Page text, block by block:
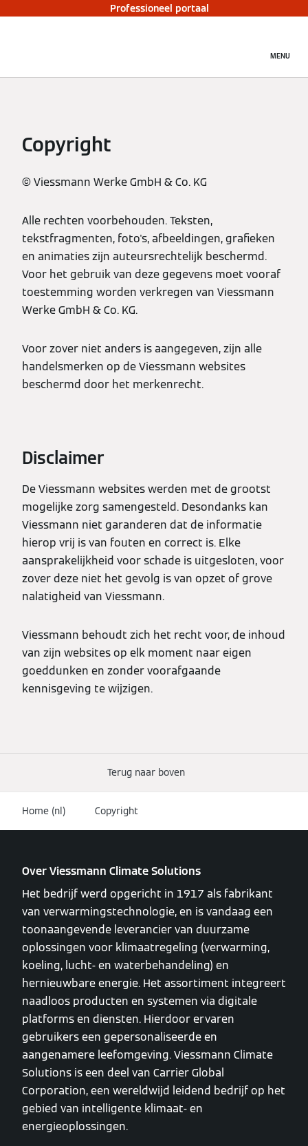
Professioneel portaal
MENU
Copyright
© Viessmann Werke GmbH & Co. KG
Alle rechten voorbehouden. Teksten,
tekstfragmenten, foto's, afbeeldingen, grafieken
en animaties zijn auteursrechtelijk beschermd.
Voor het gebruik van deze gegevens moet vooraf
toestemming worden verkregen van Viessmann
Werke GmbH & Co. KG.
Voor zover niet anders is aangegeven, zijn alle
handelsmerken op de Viessmann websites
beschermd door het merkenrecht.
Disclaimer
De Viessmann websites werden met de grootst
mogelijke zorg samengesteld. Desondanks kan
Viessmann niet garanderen dat de informatie
hierop vrij is van fouten en correct is. Elke
aansprakelijkheid voor schade is uitgesloten, voor
zover deze niet het gevolg is van opzet of grove
nalatigheid van Viessmann.
Viessmann behoudt zich het recht voor, de inhoud
van zijn websites op elk moment naar eigen
goeddunken en zonder voorafgaande
kennisgeving te wijzigen.
Terug naar boven
Home (nl) Copyright
Over Viessmann Climate Solutions
Het bedrijf werd opgericht in 1917 als fabrikant
van verwarmingstechnologie, en is vandaag een
toonaangevende leverancier van duurzame
oplossingen voor klimaatregeling (verwarming,
koeling, lucht- en waterbehandeling) en
hernieuwbare energie. Het assortiment integreert
naadloos producten en systemen via digitale
platforms en diensten. Hierdoor ervaren
gebruikers een gepersonaliseerde en
aangenamere leefomgeving. Viessmann Climate
Solutions is een deel van Carrier Global
Corporation, een wereldwijd leidend bedrijf op het
gebied van intelligente klimaat- en
energieoplossingen.